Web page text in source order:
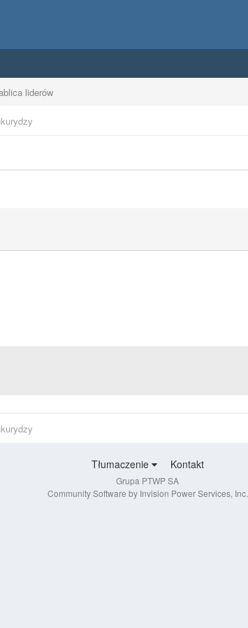
liderów
Tłumaczenie Kontakt
Grupa PTWP SA
Community Software by Invision Power Services, Inc.